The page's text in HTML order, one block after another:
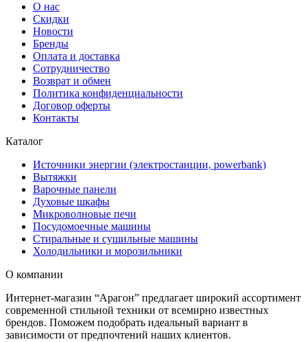
О нас
Скидки
Новости
Бренды
Оплата и доставка
Сотрудничество
Возврат и обмен
Политика конфиденциальности
Договор оферты
Контакты
Каталог
Источники энергии (электростанции, powerbank)
Вытяжки
Варочные панели
Духовые шкафы
Микроволновые печи
Посудомоечные машины
Стиральные и сушильные машины
Холодильники и морозильники
О компании
Интернет-магазин “Арагон” предлагает широкий ассортимент
современной стильной техники от всемирно известных
брендов. Поможем подобрать идеальный вариант в
зависимости от предпочтений наших клиентов.